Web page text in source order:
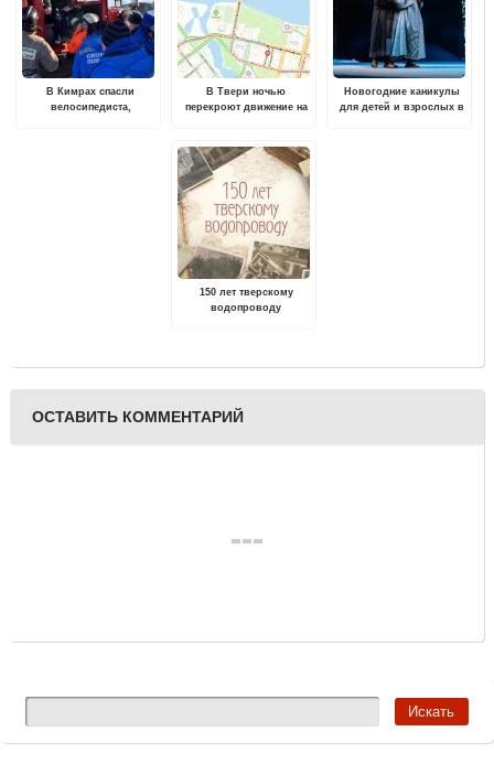
В Кимрах спасли
велосипедиста,
В Твери ночью
перекроют движение на
Новогодние каникулы
для детей и взрослых в
150 лет тверскому
водопроводу
ОСТАВИТЬ КОММЕНТАРИЙ